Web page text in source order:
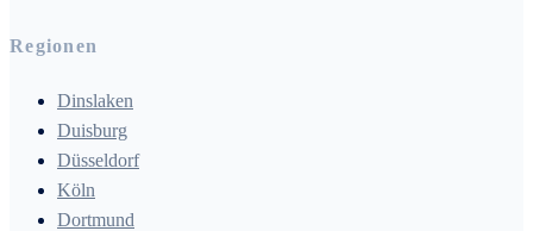
Regionen
Dinslaken
Duisburg
Düsseldorf
Köln
Dortmund